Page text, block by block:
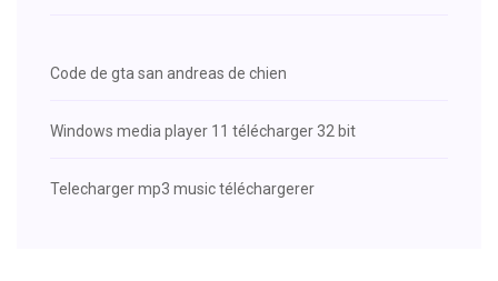
Code de gta san andreas de chien
Windows media player 11 télécharger 32 bit
Telecharger mp3 music téléchargerer